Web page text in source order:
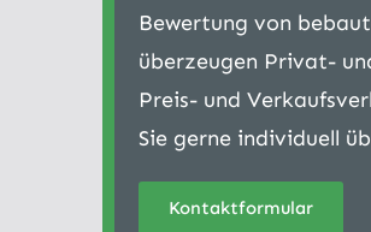
Bewertung von
überzeugen Privat-
Preis- und
Sie gerne individuell
Kontaktformular